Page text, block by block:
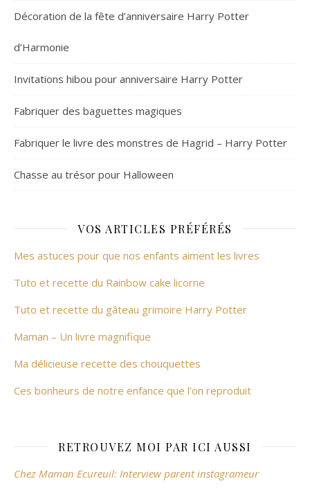
Décoration de la fête d’anniversaire Harry Potter
d’Harmonie
Invitations hibou pour anniversaire Harry Potter
Fabriquer des baguettes magiques
Fabriquer le livre des monstres de Hagrid – Harry Potter
Chasse au trésor pour Halloween
VOS ARTICLES PRÉFÉRÉS
Mes astuces pour que nos enfants aiment les livres
Tuto et recette du Rainbow cake licorne
Tuto et recette du gâteau grimoire Harry Potter
Maman – Un livre magnifique
Ma délicieuse recette des chouquettes
Ces bonheurs de notre enfance que l’on reproduit
RETROUVEZ MOI PAR ICI AUSSI
Chez Maman Ecureuil: Interview parent instagrameur